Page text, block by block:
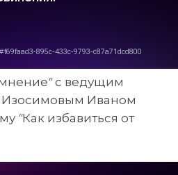
с ведущим
Иваном
"Как избавиться от